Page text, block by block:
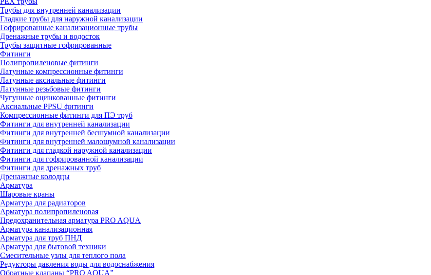
Трубы для внутренней канализации
Гладкие трубы для наружной канализации
Гофрированные канализационные трубы
Дренажные трубы и водосток
Трубы защитные гофрированные
Фитинги
Полипропиленовые фитинги
Латунные компрессионные фитинги
Латунные аксиальные фитинги
Латунные резьбовые фитинги
Чугунные оцинкованные фитинги
Аксиальные PPSU фитинги
Компрессионные фитинги для ПЭ труб
Фитинги для внутренней канализации
Фитинги для внутренней бесшумной канализации
Фитинги для внутренней малошумной канализации
Фитинги для гладкой наружной канализации
Фитинги для гофрированной канализации
Фитинги для дренажных труб
Дренажные колодцы
Арматура
Шаровые краны
Арматура для радиаторов
Арматура полипропиленовая
Предохранительная арматура PRO AQUA
Арматура канализационная
Арматура для труб ПНД
Арматура для бытовой техники
Смесительные узлы для теплого пола
Редукторы давления воды для водоснабжения
Обратные клапаны “PRO AQUA”